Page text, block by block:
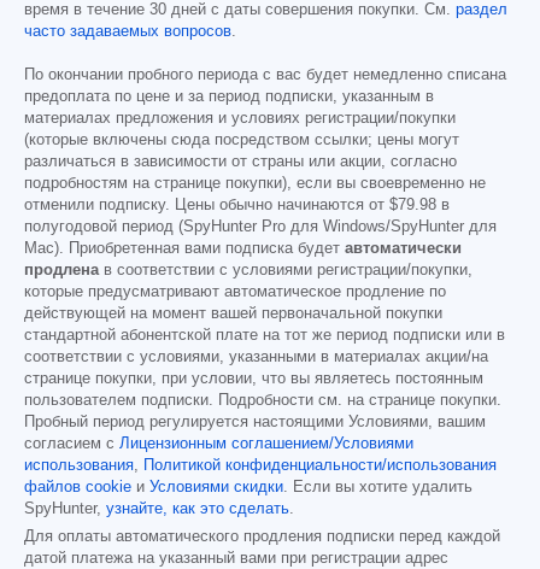
время в течение 30 дней с даты совершения покупки. См. раздел
часто задаваемых вопросов.
По окончании пробного периода с вас будет немедленно списана
предоплата по цене и за период подписки, указанным в
материалах предложения и условиях регистрации/покупки
(которые включены сюда посредством ссылки; цены могут
различаться в зависимости от страны или акции, согласно
подробностям на странице покупки), если вы своевременно не
отменили подписку. Цены обычно начинаются от $79.98 в
полугодовой период (SpyHunter Pro для Windows/SpyHunter для
Mac). Приобретенная вами подписка будет автоматически
продленав соответствии с условиями регистрации/покупки,
которые предусматривают автоматическое продление по
действующей на момент вашей первоначальной покупки
стандартной абонентской плате на тот же период подписки или в
соответствии с условиями, указанными в материалах акции/на
странице покупки, при условии, что вы являетесь постоянным
пользователем подписки. Подробности см. на странице покупки.
Пробный период регулируется настоящими Условиями, вашим
согласием с Лицензионным соглашением/Условиями
использования,
Политикой конфиденциальности/использования
файлов cookie и Условиями скидки. Если вы хотите удалить
SpyHunter, узнайте, как это сделать.
Для оплаты автоматического продления подписки перед каждой
датой платежа на указанный вами при регистрации адрес